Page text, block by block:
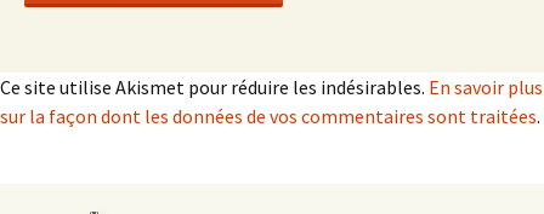
Ce site utilise Akismet pour réduire les indésirables. En savoir plus
sur la façon dont les données de vos commentaires sont traitées.